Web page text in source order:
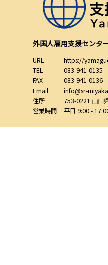
外国人雇用支援センタ
URL
https://
TEL
083-941-0135
FAX
083-941-0136
Email
info@sr-
住所
753-0221 山口
営業時間
平日 9:00 -